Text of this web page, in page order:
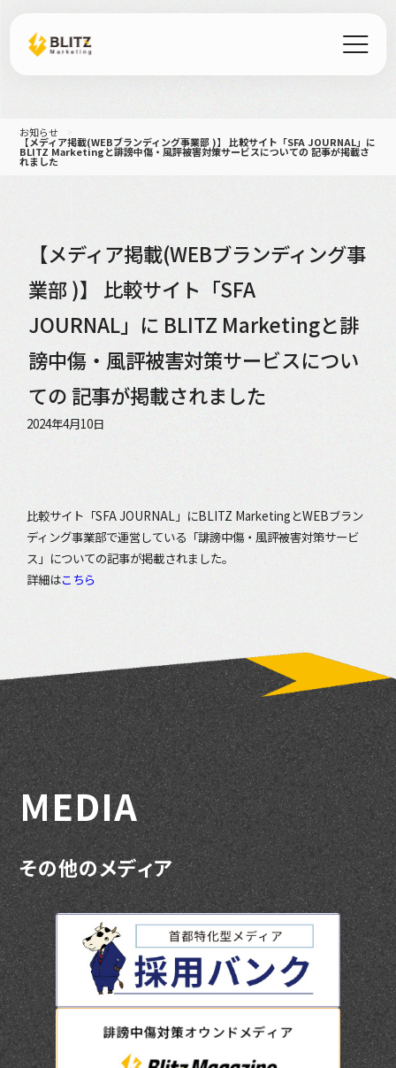
お知らせ
【メディア掲載(WEBブランディング事業部 )】 比較サイト「SFA JOURNAL」に
BLITZ Marketingと誹謗中傷・風評被害対策サービスについての 記事が掲載さ
れました
【メディア掲載(WEBブランディング事
業部 )】 比較サイト「SFA
JOURNAL」に BLITZ Marketingと誹
謗中傷・風評被害対策サービスについ
ての 記事が掲載されました
2024年4月10日
比較サイト「SFA JOURNAL」にBLITZ MarketingとWEBブラン
ディング事業部で運営している「誹謗中傷・風評被害対策サービ
ス」についての記事が掲載されました。
詳細はこちら
MEDIA
その他のメディア